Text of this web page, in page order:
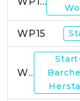
WP15
WP17